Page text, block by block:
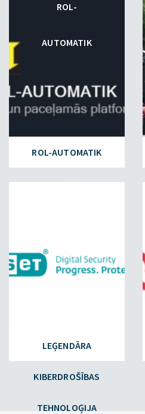
ROL-
AUTOMATIK
ROL-AUTOMATIK
LEĢENDĀRA
KIBERDROŠĪBAS
TEHNOLOĢIJA